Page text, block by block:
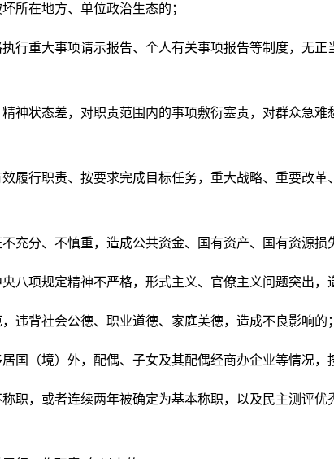
所在地方、单位政治生态的；
重大事项请示报告、个人有关事项报告等制度，无正
状态差，对职责范围内的事项敷衍塞责，对群众急难
行职责、按要求完成目标任务，重大战略、重要改革
分、不慎重，造成公共资金、国有资产、国有资源损
项规定精神不严格，形式主义、官僚主义问题突出，
背社会公德、职业道德、家庭美德，造成不良影响的；
（境）外，配偶、子女及其配偶经商办企业等情况，
，或者连续两年被确定为基本称职，以及民主测评优